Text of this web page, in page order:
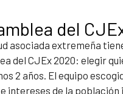
del
asociada extremeña
del CJEx 2020: elegir
2 años. El equipo
intereses de la población